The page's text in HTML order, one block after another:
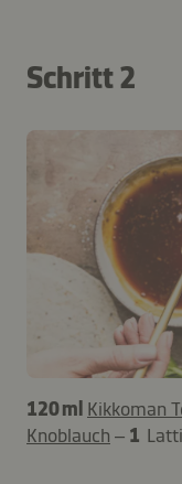
Schritt 2
120 ml Kikkoman
Knoblauch – 1